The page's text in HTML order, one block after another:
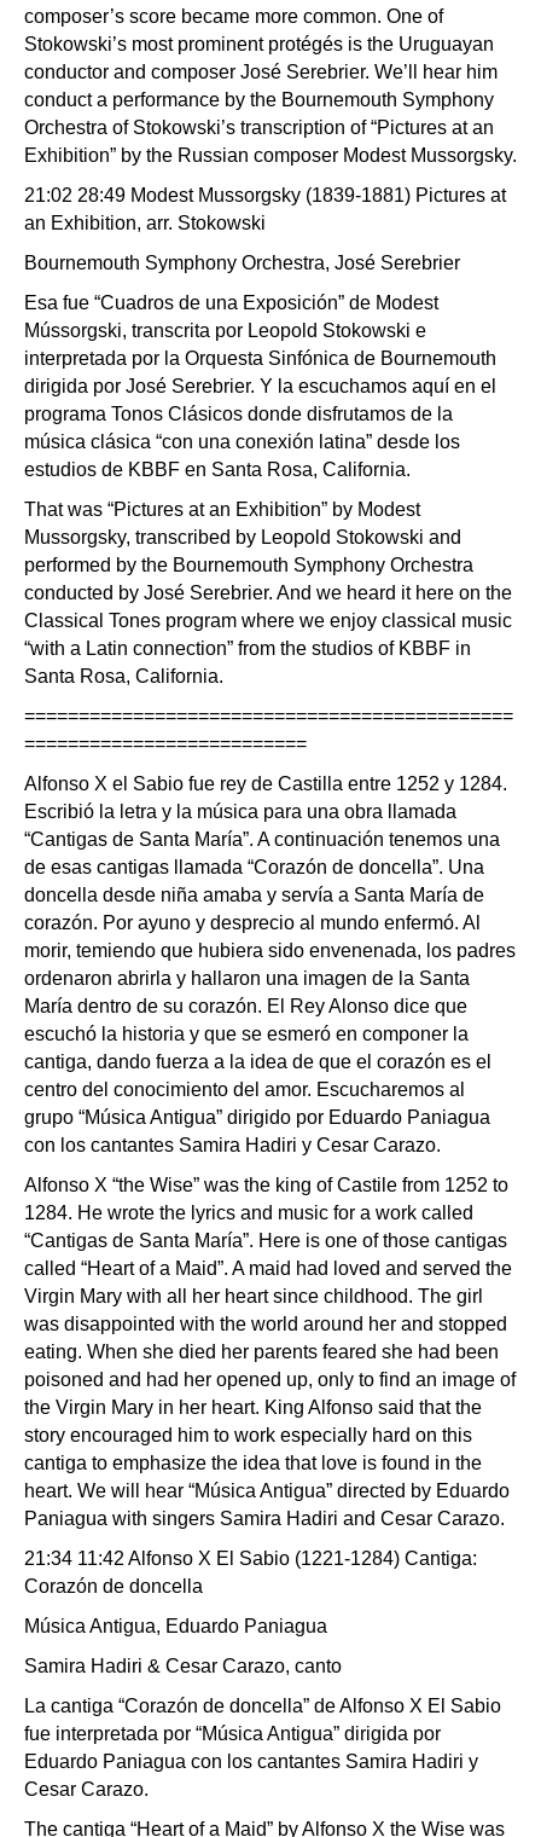
composer’s score became more common. One of
Stokowski’s most prominent protégés is the Uruguayan
conductor and composer José Serebrier. We’ll hear him
conduct a performance by the Bournemouth Symphony
Orchestra of Stokowski’s transcription of “Pictures at an
Exhibition” by the Russian composer Modest Mussorgsky.
21:02 28:49 Modest Mussorgsky (1839-1881) Pictures at
an Exhibition, arr. Stokowski
Bournemouth Symphony Orchestra, José Serebrier
Esa fue “Cuadros de una Exposición” de Modest
Mússorgski, transcrita por Leopold Stokowski e
interpretada por la Orquesta Sinfónica de Bournemouth
dirigida por José Serebrier. Y la escuchamos aquí en el
programa Tonos Clásicos donde disfrutamos de la
música clásica “con una conexión latina” desde los
estudios de KBBF en Santa Rosa, California.
That was “Pictures at an Exhibition” by Modest
Mussorgsky, transcribed by Leopold Stokowski and
performed by the Bournemouth Symphony Orchestra
conducted by José Serebrier. And we heard it here on the
Classical Tones program where we enjoy classical music
“with a Latin connection” from the studios of KBBF in
Santa Rosa, California.
=============================================
==========================
Alfonso X el Sabio fue rey de Castilla entre 1252 y 1284.
Escribió la letra y la música para una obra llamada
“Cantigas de Santa María”. A continuación tenemos una
de esas cantigas llamada “Corazón de doncella”. Una
doncella desde niña amaba y servía a Santa María de
corazón. Por ayuno y desprecio al mundo enfermó. Al
morir, temiendo que hubiera sido envenenada, los padres
ordenaron abrirla y hallaron una imagen de la Santa
María dentro de su corazón. El Rey Alonso dice que
escuchó la historia y que se esmeró en componer la
cantiga, dando fuerza a la idea de que el corazón es el
centro del conocimiento del amor. Escucharemos al
grupo “Música Antigua” dirigido por Eduardo Paniagua
con los cantantes Samira Hadiri y Cesar Carazo.
Alfonso X “the Wise” was the king of Castile from 1252 to
1284. He wrote the lyrics and music for a work called
“Cantigas de Santa María”. Here is one of those cantigas
called “Heart of a Maid”. A maid had loved and served the
Virgin Mary with all her heart since childhood. The girl
was disappointed with the world around her and stopped
eating. When she died her parents feared she had been
poisoned and had her opened up, only to find an image of
the Virgin Mary in her heart. King Alfonso said that the
story encouraged him to work especially hard on this
cantiga to emphasize the idea that love is found in the
heart. We will hear “Música Antigua” directed by Eduardo
Paniagua with singers Samira Hadiri and Cesar Carazo.
21:34 11:42 Alfonso X El Sabio (1221-1284) Cantiga:
Corazón de doncella
Música Antigua, Eduardo Paniagua
Samira Hadiri & Cesar Carazo, canto
La cantiga “Corazón de doncella” de Alfonso X El Sabio
fue interpretada por “Música Antigua” dirigida por
Eduardo Paniagua con los cantantes Samira Hadiri y
Cesar Carazo.
The cantiga “Heart of a Maid” by Alfonso X the Wise was